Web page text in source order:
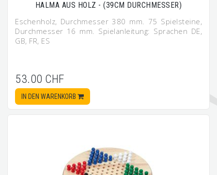
HALMA AUS HOLZ - (39CM DURCHMESSER)
Eschenholz, Durchmesser 380 mm. 75 Spielsteine,
Durchmesser 16 mm. Spielanleitung: Sprachen DE,
GB, FR, ES
53.00 CHF
IN DEN WARENKORB